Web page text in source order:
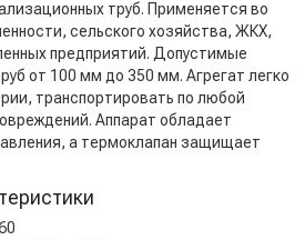
труб. Применяется во
сельского хозяйства, ЖКХ,
предприятий. Допустимые
от 100 мм до 350 мм. Агрегат легко
транспортировать по любой
Аппарат обладает
а термоклапан защищает